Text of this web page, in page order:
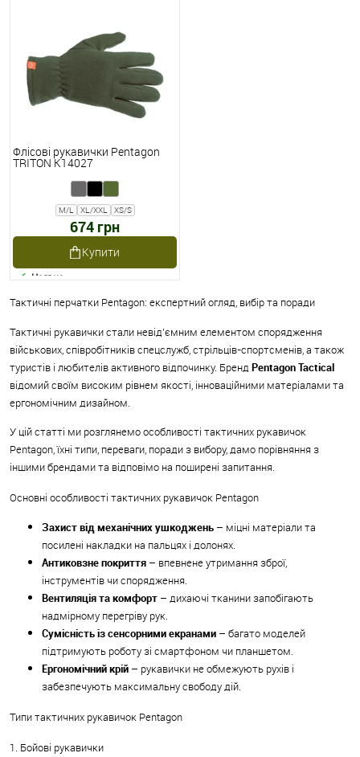
Флісові рукавички Pentagon
TRITON K14027
M/L XL/XXL XS/S
674 грн
Купити
Наявне
Тактичні перчатки Pentagon: експертний огляд, вибір та поради
Тактичні рукавички стали невід’ємним елементом спорядження
військових, співробітників спецслужб, стрільців-спортсменів, а також
туристів і любителів активного відпочинку. Бренд Pentagon Tactical
відомий своїм високим рівнем якості, інноваційними матеріалами та
ергономічним дизайном.
У цій статті ми розглянемо особливості тактичних рукавичок
Pentagon, їхні типи, переваги, поради з вибору, дамо порівняння з
іншими брендами та відповімо на поширені запитання.
Основні особливості тактичних рукавичок Pentagon
Захист від механічних ушкоджень – міцні матеріали та
посилені накладки на пальцях і долонях.
Антиковзне покриття – впевнене утримання зброї,
інструментів чи спорядження.
Вентиляція та комфорт – дихаючі тканини запобігають
надмірному перегріву рук.
Сумісність із сенсорними екранами – багато моделей
підтримують роботу зі смартфоном чи планшетом.
Ергономічний крій – рукавички не обмежують рухів і
забезпечують максимальну свободу дій.
Типи тактичних рукавичок Pentagon
1. Бойові рукавички